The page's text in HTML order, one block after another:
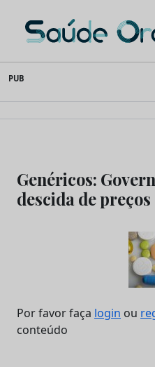
to
content
Saúde Oral
PUB
Genéricos:
descida de preços
Por favor faça login ou
conteúdo